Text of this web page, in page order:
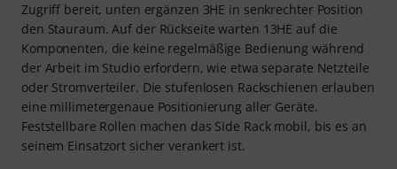
Zugriff bereit, unten ergänzen 3HE in senkrechter Position
den Stauraum. Auf der Rückseite warten 13HE auf die
Komponenten, die keine regelmäßige Bedienung während
der Arbeit im Studio erfordern, wie etwa separate Netzteile
oder Stromverteiler. Die stufenlosen Rackschienen erlauben
eine millimetergenaue Positionierung aller Geräte.
Feststellbare Rollen machen das Side Rack mobil, bis es an
seinem Einsatzort sicher verankert ist.